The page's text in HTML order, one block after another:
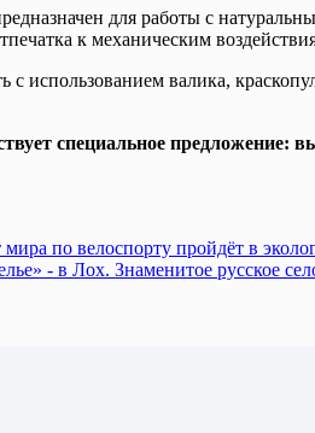
для работы с
к механическим
использованием валика,
специальное
по велоспорту пройдёт в
- в Лох. Знаменитое русское